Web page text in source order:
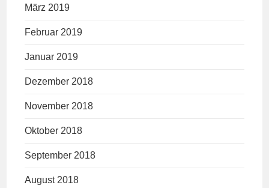
März 2019
Februar 2019
Januar 2019
Dezember 2018
November 2018
Oktober 2018
September 2018
August 2018